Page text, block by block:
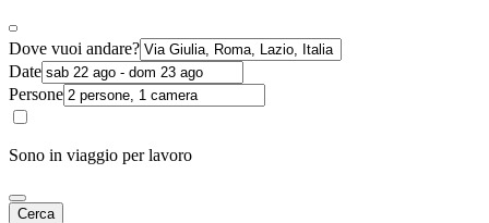
Dove vuoi andare?
Date
Persone
Sono in viaggio per lavoro
Cerca